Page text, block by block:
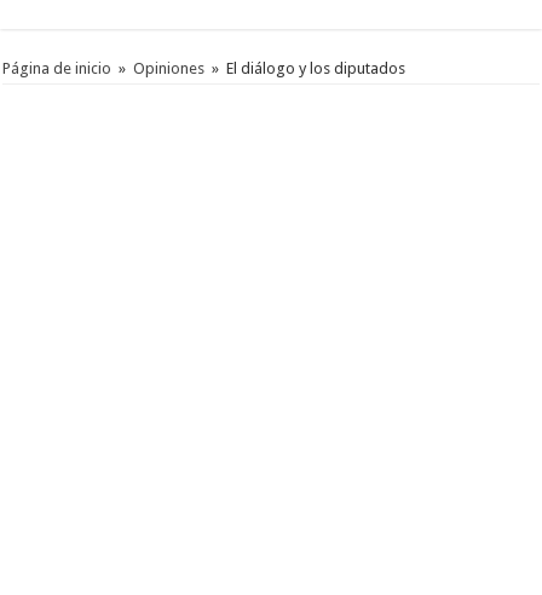
Página de inicio » Opiniones » El diálogo y los diputados